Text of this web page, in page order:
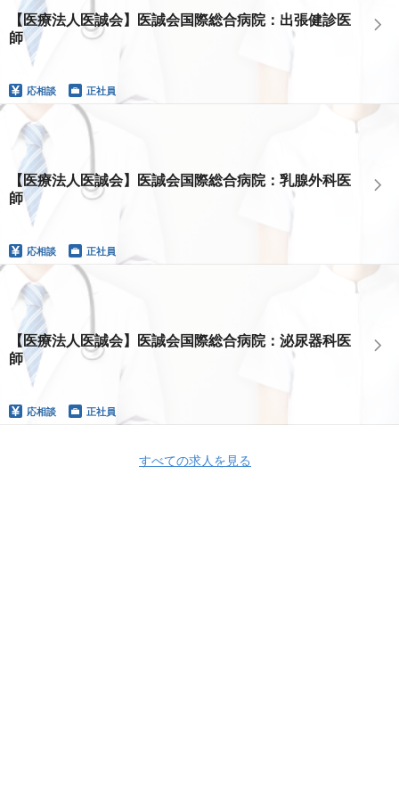
【医療法人医誠会】医誠会国際総合病院：出張健診医
師
応相談 正社員
【医療法人医誠会】医誠会国際総合病院：乳腺外科医
師
応相談 正社員
【医療法人医誠会】医誠会国際総合病院：泌尿器科医
師
応相談 正社員
すべての求人を見る